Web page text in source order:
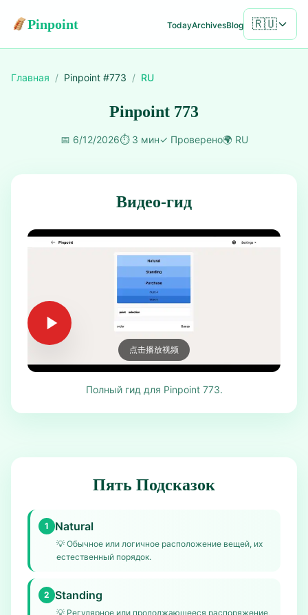
Pinpoint TodayArchivesBlog 🇷🇺
Главная / Pinpoint #773 / RU
Pinpoint 773
📅 6/12/2026⏱️ 3 мин✓ Проверено🌍 RU
Видео-гид
点击播放视频
Полный гид для Pinpoint 773.
Пять Подсказок
1 Natural
💡 Обычное или логичное расположение вещей, их
естественный порядок.
2 Standing
💡 Регулярное или продолжающееся распоряжение,